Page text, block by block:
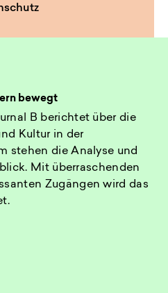
bewegt
B berichtet über die
Kultur in der
stehen die Analyse und
Mit überraschenden
Zugängen wird das